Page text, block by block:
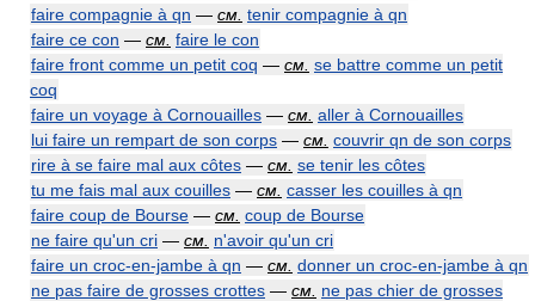
faire compagnie à qn — см. tenir compagnie à qn
faire ce con — см. faire le con
faire front comme un petit coq — см. se battre comme un petit
coq
faire un voyage à Cornouailles — см. aller à Cornouailles
lui faire un rempart de son corps — см. couvrir qn de son corps
rire à se faire mal aux côtes — см. se tenir les côtes
tu me fais mal aux couilles — см. casser les couilles à qn
faire coup de Bourse — см. coup de Bourse
ne faire qu'un cri — см. n'avoir qu'un cri
faire un croc-en-jambe à qn — см. donner un croc-en-jambe à qn
ne pas faire de grosses crottes — см. ne pas chier de grosses